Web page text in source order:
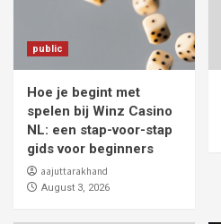
public
Hoe je begint met
spelen bij Winz Casino
NL: een stap-voor-stap
gids voor beginners
aajuttarakhand
August 3, 2026